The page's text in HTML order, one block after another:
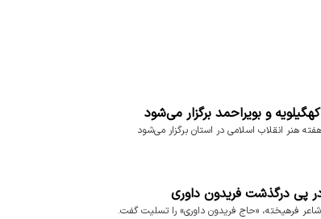
پی درگذشت فریدون داوری
فرهیخته، «حاج فریدون داوری» را تسلیت گفت.